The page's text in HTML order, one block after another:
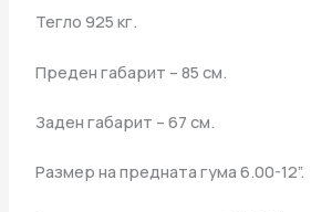
Тегло 925 кг.
Преден габарит – 85 см.
Заден габарит – 67 см.
Размер на предната гума 6.00-12”.